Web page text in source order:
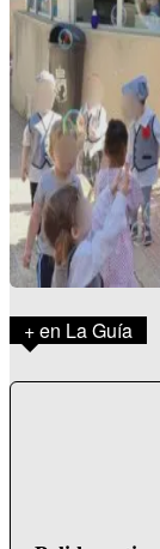
+ en La Guía